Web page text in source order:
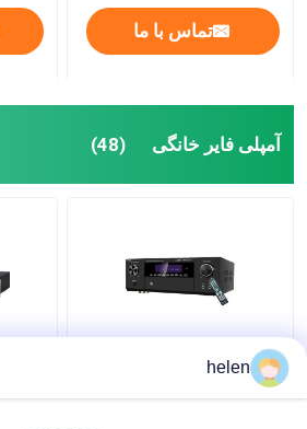
تماس با ما
آمپلی فایر خانگی (48)
آمپلی فایر قدرت حرفه ای
helen